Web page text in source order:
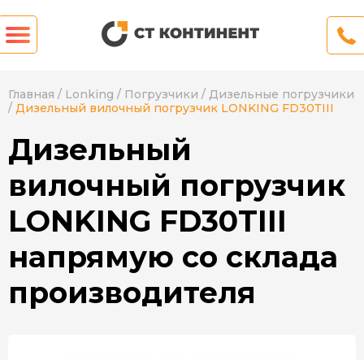
Главная / Lonking / Погрузчики / Дизельные погрузчики
/ Дизельный вилочный погрузчик LONKING FD30ТIII
Дизельный
вилочный погрузчик
LONKING FD30ТIII
напрямую со склада
производителя